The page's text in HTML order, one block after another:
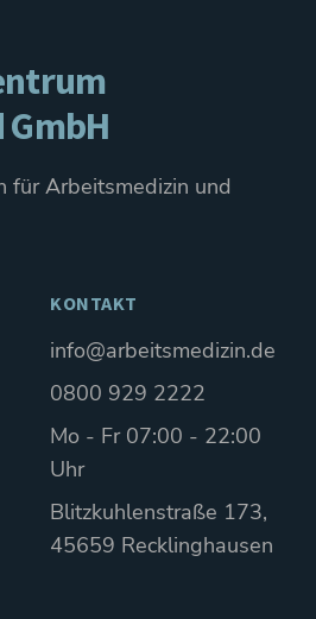
für Arbeitsmedizin und
KONTAKT
info@arbeitsmedizin.de
0800 929 2222
Mo - Fr 07:00 - 22:00
Uhr
Blitzkuhlenstraße 173,
45659 Recklinghausen